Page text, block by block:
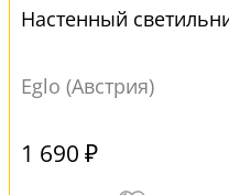
Настенный
Eglo (Австрия)
1 690 ₽